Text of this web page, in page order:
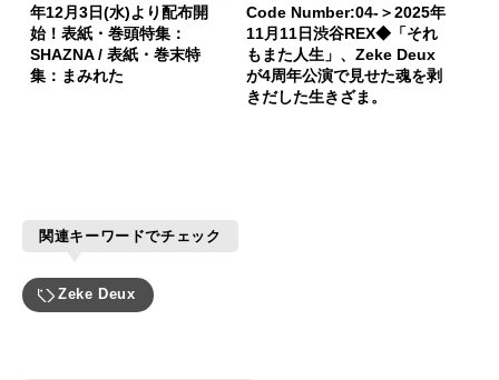
年12月3日(水)より配布開
始！表紙・巻頭特集：
SHAZNA / 表紙・巻末特
集：まみれた
Code Number:04-＞2025年
11月11日渋谷REX◆「それ
もまた人生」、Zeke Deux
が4周年公演で見せた魂を剥
きだした生きざま。
関連キーワードでチェック
Zeke Deux